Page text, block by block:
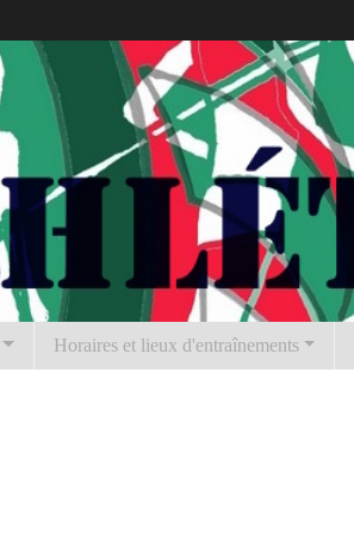
Horaires et lieux d'entraînements